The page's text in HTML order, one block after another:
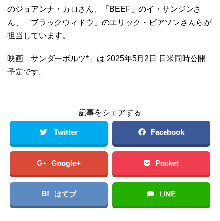
のジョアンナ・カロさん、「BEEF」のイ・サンジンさ
ん、「ブラックウィドウ」のエリック・ピアソンさんらが
担当しています。
映画「サンダーボルツ*」は 2025年5月2日 日米同時公開
予定です。
記事をシェアする
Twitter Facebook
Google+ Pocket
B! はてブ LINE